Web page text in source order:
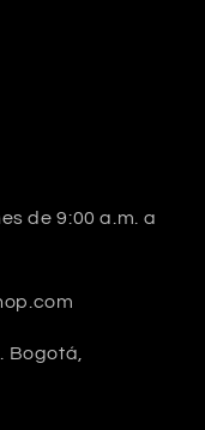
de 9:00 a.m. a
Bogotá,